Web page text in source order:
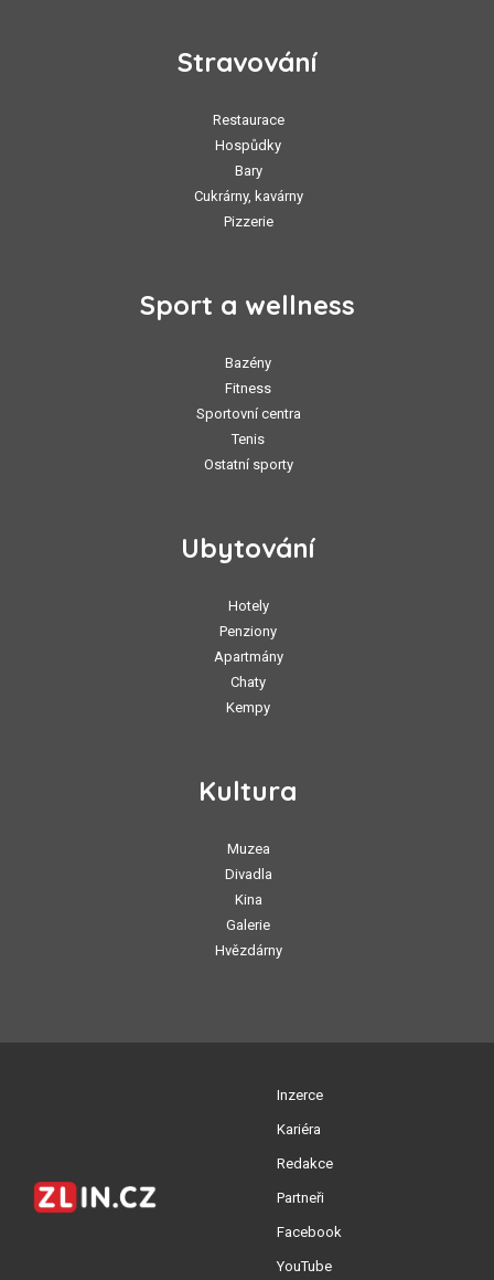
Stravování
Restaurace
Hospůdky
Bary
Cukrárny, kavárny
Pizzerie
Sport a wellness
Bazény
Fitness
Sportovní centra
Tenis
Ostatní sporty
Ubytování
Hotely
Penziony
Apartmány
Chaty
Kempy
Kultura
Muzea
Divadla
Kina
Galerie
Hvězdárny
Inzerce
Kariéra
Redakce
Partneři
Facebook
YouTube